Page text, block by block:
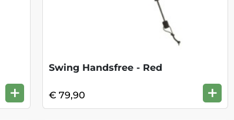
+
Swing Handsfree - Red
€ 79,90 +